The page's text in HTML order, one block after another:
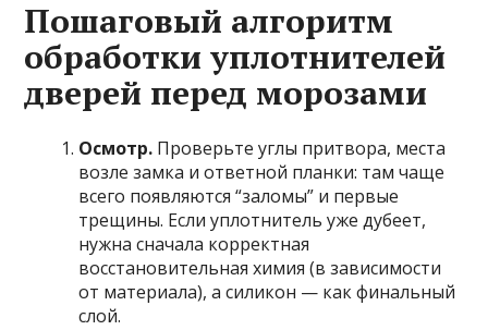
Пошаговый алгоритм
обработки уплотнителей
дверей перед морозами
Осмотр. Проверьте углы притвора, места
возле замка и ответной планки: там чаще
всего появляются “заломы” и первые
трещины. Если уплотнитель уже дубеет,
нужна сначала корректная
восстановительная химия (в зависимости
от материала), а силикон — как финальный
слой.